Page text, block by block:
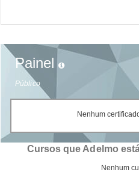
Painel
Público
Nenhum
Cursos que Adelmo
Nenhum